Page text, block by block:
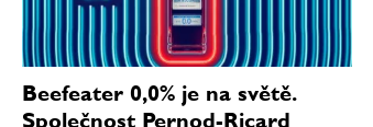
Beefeater 0,0% je na světě.
Společnost Pernod-Ricard